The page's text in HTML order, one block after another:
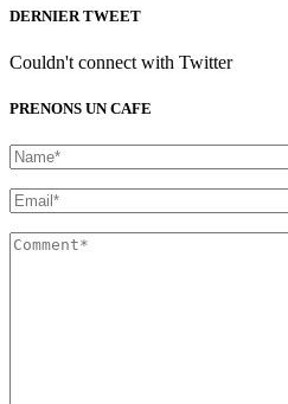
DERNIER TWEET
Couldn't connect with Twitter
PRENONS UN CAFE